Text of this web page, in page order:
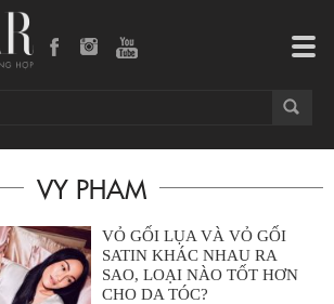
VY PHAM
VỎ GỐI LỤA VÀ VỎ GỐI
SATIN KHÁC NHAU RA
SAO, LOẠI NÀO TỐT HƠN
CHO DA TÓC?